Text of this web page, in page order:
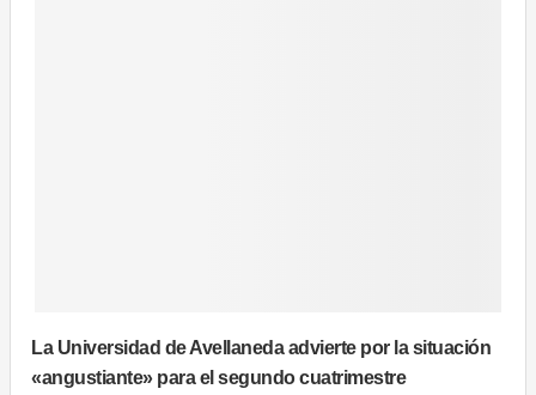
La Universidad de Avellaneda advierte por la situación
«angustiante» para el segundo cuatrimestre